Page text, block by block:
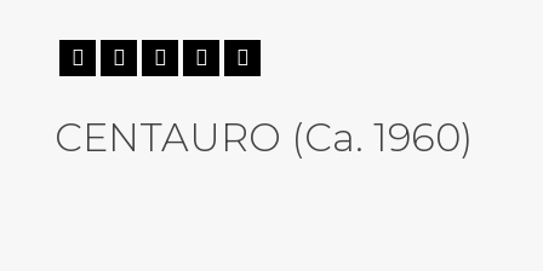
    
CENTAURO (Ca. 1960)